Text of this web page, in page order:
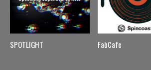
SPOTLIGHT FabCafe